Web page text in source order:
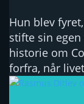
Hun blev
stifte sin
historie om
forfra, når